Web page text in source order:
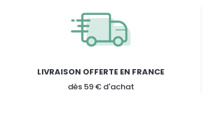
LIVRAISON OFFERTE EN FRANCE
dès 59 € d'achat